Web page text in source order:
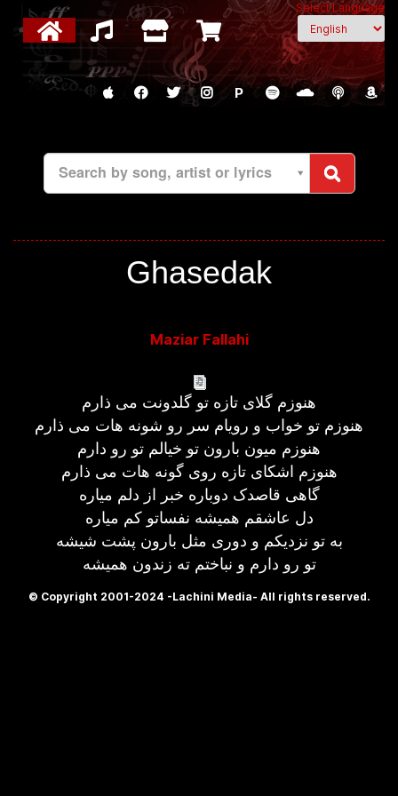
Select Language
P
Search by song, artist or lyrics
Ghasedak
Maziar Fallahi
هنوزم گلای تازه تو گلدونت می ذارم
هنوزم تو خواب و رویام سر رو شونه هات می ذارم
هنوزم میون بارون تو خیالم تو رو دارم
هنوزم اشکای تازه روی گونه هات می ذارم
گاهی قاصدک دوباره خبر از دلم میاره
دل عاشقم همیشه نفساتو کم میاره
به تو نزدیکم و دوری مثل بارون پشت شیشه
تو رو دارم و نباختم ته زندون همیشه
© Copyright 2001-2024 -Lachini Media- All rights reserved.